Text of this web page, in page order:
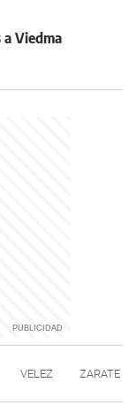
Viedma
VELEZ ZARATE